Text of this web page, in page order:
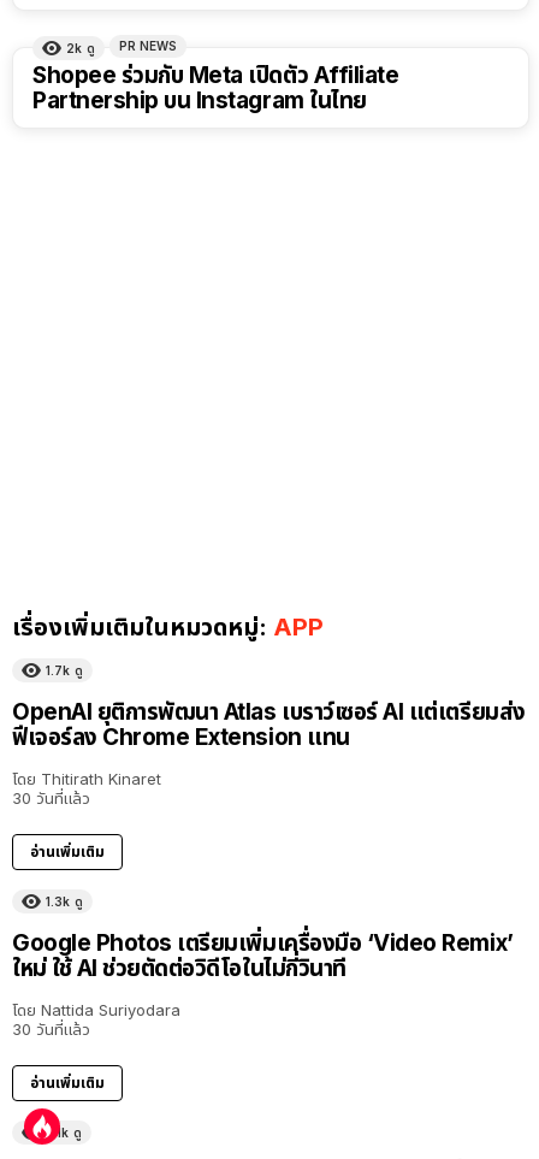
2k ดู PR NEWS
Shopee ร่วมกับ Meta เปิดตัว Affiliate
Partnership บน Instagram ในไทย
เรื่องเพิ่มเติมในหมวดหมู่: APP
1.7k ดู
OpenAI ยุติการพัฒนา Atlas เบราว์เซอร์ AI แต่เตรียมส่ง
ฟีเจอร์ลง Chrome Extension แทน
โดย Thitirath Kinaret
30 วันที่แล้ว
อ่านเพิ่มเติม
1.3k ดู
Google Photos เตรียมเพิ่มเครื่องมือ ‘Video Remix’
ใหม่ ใช้ AI ช่วยตัดต่อวิดีโอในไม่กี่วินาที
โดย Nattida Suriyodara
30 วันที่แล้ว
อ่านเพิ่มเติม
6.1k ดู